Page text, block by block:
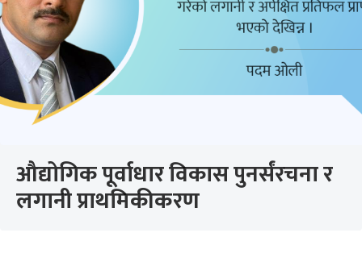
औद्योगिक पूर्वाधार विकास पुनर्संरचना र
लगानी प्राथमिकीकरण